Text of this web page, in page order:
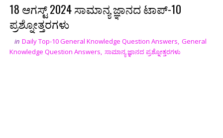
18 ಆಗಸ್ಟ್ 2024 ಸಾಮಾನ್ಯ ಜ್ಞಾನದ ಟಾಪ್-10
ಪ್ರಶ್ನೋತ್ತರಗಳು
in Daily Top-10 General Knowledge Question Answers, General
Knowledge Question Answers, ಸಾಮಾನ್ಯ ಜ್ಞಾನದ ಪ್ರಶ್ನೋತ್ತರಗಳು